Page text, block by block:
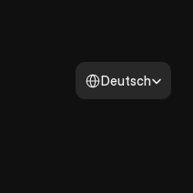
Select Language
Deutsch